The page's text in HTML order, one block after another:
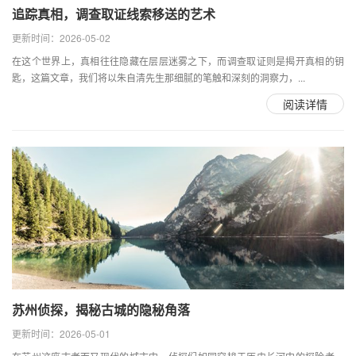
追踪真相，调查取证线索移送的艺术
更新时间：2026-05-02
在这个世界上，真相往往隐藏在层层迷雾之下，而调查取证则是揭开真相的钥
匙，这篇文章，我们将以朱自清先生那细腻的笔触和深刻的洞察力，...
阅读详情
苏州侦探，揭秘古城的隐秘角落
更新时间：2026-05-01